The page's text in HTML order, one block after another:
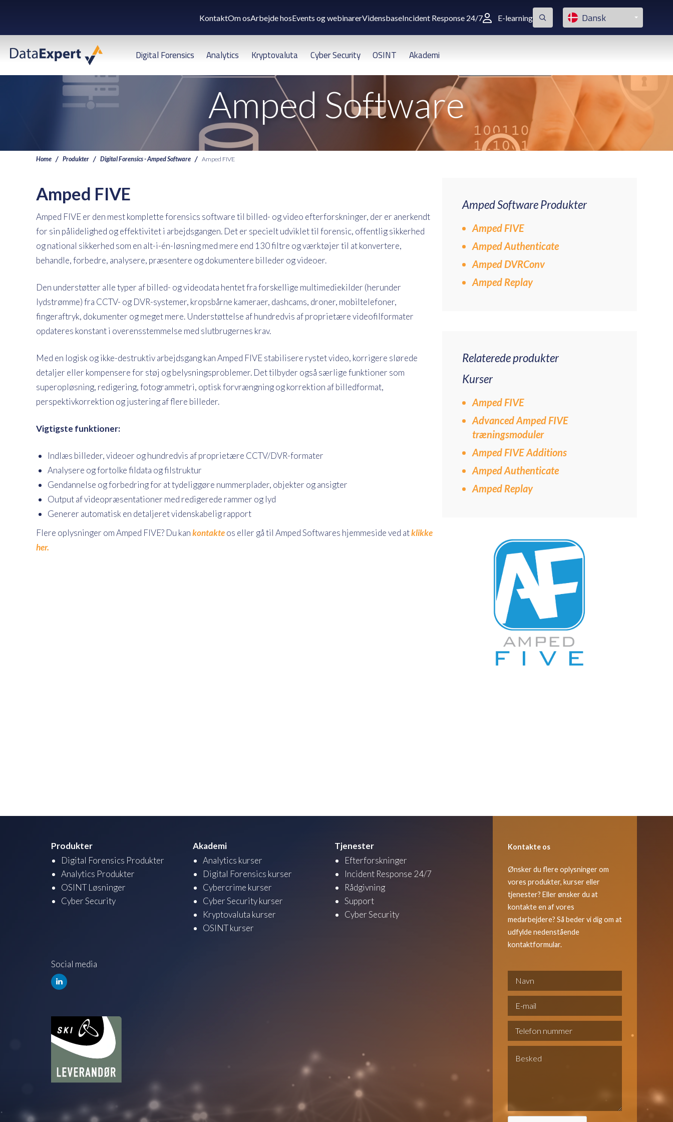
KontaktOm osArbejde hosEvents og webinarerVidensbaseIncident Response 24/7 E-learning Dansk
Digital Forensics Analytics Kryptovaluta Cyber Security OSINT Akademi
Amped Software
Home Produkter Digital Forensics - Amped Software Amped FIVE
Amped FIVE
Amped FIVE er den mest komplette forensics software til billed- og video efterforskninger, der er anerkendt
for sin pålidelighed og effektivitet i arbejdsgangen. Det er specielt udviklet til forensic, offentlig sikkerhed
og national sikkerhed som en alt-i-én-løsning med mere end 130 filtre og værktøjer til at konvertere,
behandle, forbedre, analysere, præsentere og dokumentere billeder og videoer.
Den understøtter alle typer af billed- og videodata hentet fra forskellige multimediekilder (herunder
lydstrømme) fra CCTV- og DVR-systemer, kropsbårne kameraer, dashcams, droner, mobiltelefoner,
fingeraftryk, dokumenter og meget mere. Understøttelse af hundredvis af proprietære videofilformater
opdateres konstant i overensstemmelse med slutbrugernes krav.
Med en logisk og ikke-destruktiv arbejdsgang kan Amped FIVE stabilisere rystet video, korrigere slørede
detaljer eller kompensere for støj og belysningsproblemer. Det tilbyder også særlige funktioner som
superopløsning, redigering, fotogrammetri, optisk forvrængning og korrektion af billedformat,
perspektivkorrektion og justering af flere billeder.
Vigtigste funktioner:
Indlæs billeder, videoer og hundredvis af proprietære CCTV/DVR-formater
Analysere og fortolke fildata og filstruktur
Gendannelse og forbedring for at tydeliggøre nummerplader, objekter og ansigter
Output af videopræsentationer med redigerede rammer og lyd
Generer automatisk en detaljeret videnskabelig rapport
Flere oplysninger om Amped FIVE? Du kankontakteos eller gå til Amped Softwares hjemmeside ved atklikke
her.
Amped Software Produkter
Amped FIVE
Amped Authenticate
Amped DVRConv
Amped Replay
Relaterede produkter
Kurser
Amped FIVE
Advanced Amped FIVE
træningsmoduler
Amped FIVE Additions
Amped Authenticate
Amped Replay
Produkter
Digital Forensics Produkter
Analytics Produkter
OSINT Løsninger
Cyber Security
Akademi
Analytics kurser
Digital Forensics kurser
Cybercrime kurser
Cyber Security kurser
Kryptovaluta kurser
OSINT kurser
Tjenester
Efterforskninger
Incident Response 24/7
Rådgivning
Support
Cyber Security
Social media
Kontakte os
Ønsker du flere oplysninger om
vores produkter, kurser eller
tjenester? Eller ønsker du at
kontakte en af vores
medarbejdere? Så beder vi dig om at
udfylde nedenstående
kontaktformular.